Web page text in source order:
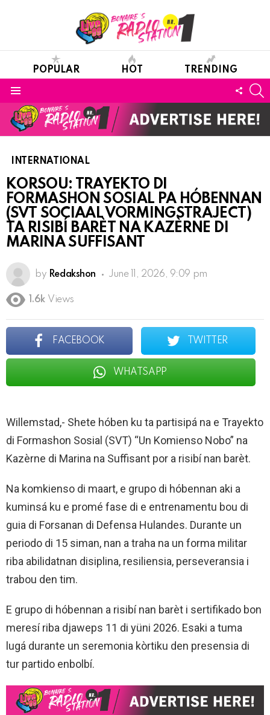
POPULAR HOT TRENDING
INTERNATIONAL
KORSOU: TRAYEKTO DI
FORMASHON SOSIAL PA HÓBENNAN
(SVT SOCIAAL VORMINGSTRAJECT)
TA RISIBÍ BARÈT NA KAZÈRNE DI
MARINA SUFFISANT
by Redakshon June 11, 2026, 9:09 pm
1.6k Views
FACEBOOK TWITTER
WHATSAPP
Willemstad,- Shete hóben ku ta partisipá na e Trayekto
di Formashon Sosial (SVT) “Un Komienso Nobo” na
Kazèrne di Marina na Suffisant por a risibí nan barèt.
Na komkienso di maart, e grupo di hóbennan aki a
kuminsá ku e promé fase di e entrenamentu bou di
guia di Forsanan di Defensa Hulandes. Durante un
periodo di 15 siman, nan a traha na un forma militar
riba abilidatnan disiplina, resiliensia, perseveransia i
trabou den tim.
E grupo di hóbennan a risibí nan barèt i sertifikado bon
meresí riba djaweps 11 di yüni 2026. Esaki a tuma
lugá durante un seremonia kòrtiku den presensia di
tur partido enbolbí.